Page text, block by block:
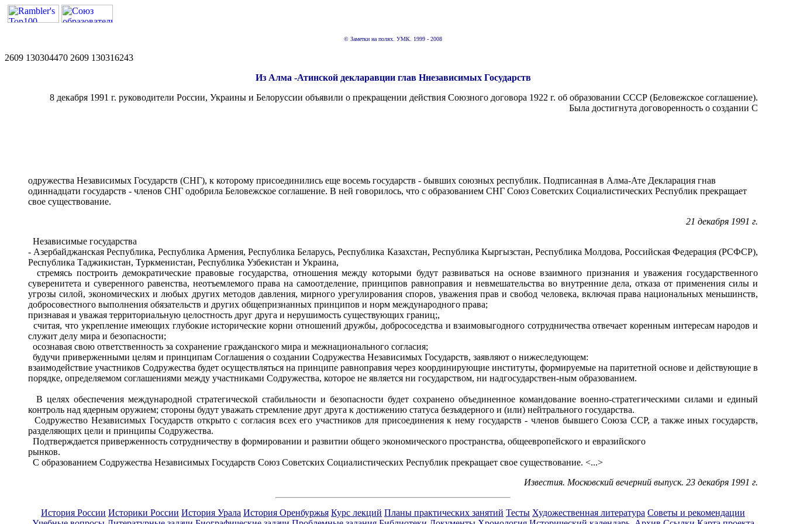
© Заметки на полях. УМК. 1999 - 2008
2609 130304470 2609 130316243
Из Алма -Атинской декларавции глав Ннезависимых Государств
8 декабря 1991 г. руководители России, Украины и Белоруссии объявили о прекращении действия Союзного договора 1922 г. об образовании СССР (Беловежское соглашение).
Была достигнута договоренность о создании С
одружества Независимых Государств (СНГ), к которому присоединились еще восемь государств - бывших союзных республик. Подписанная в Алма-Ате Декларация гнав
одиннадцати государств - членов СНГ одобрила Беловежское соглашение. В ней говорилось, что с образованием СНГ Союз Советских Социалистических Республик прекращает
свое существование.
21 декабря 1991 г.
Независимые государства
- Азербайджанская Республика, Республика Армения, Республика Беларусь, Республика Казахстан, Республика Кыргызстан, Республика Молдова, Российская Федерация (РСФСР),
Республика Таджикистан, Туркменистан, Республика Узбекистан и Украина,
стремясь построить демократические правовые государства, отношения между которыми будут развиваться на основе взаимного признания и уважения государственного
суверенитета и суверенного равенства, неотъемлемого права на самоотделение, принципов равноправия и невмешательства во внутренние дела, отказа от применения силы и
угрозы силой, экономических и любых других методов давления, мирного урегулирования споров, уважения прав и свобод человека, включая права национальных меньшинств,
добросовестного выполнения обязательств и других общепризнанных принципов и норм международного права;
признавая и уважая территориальную целостность друг друга и нерушимость существующих границ;,
считая, что укрепление имеющих глубокие исторические корни отношений дружбы, добрососедства и взаимовыгодного сотрудничества отвечает коренным интересам народов и
служит делу мира и безопасности;
осознавая свою ответственность за сохранение гражданского мира и межнационального согласия;
будучи приверженными целям и принципам Соглашения о создании Содружества Независимых Государств, заявляют о нижеследующем:
взаимодействие участников Содружества будет осуществляться на принципе равноправия через координирующие институты, формируемые на паритетной основе и действующие в
порядке, определяемом соглашениями между участниками Содружества, которое не является ни государством, ни надгосударствен-ным образованием.
В целях обеспечения международной стратегической стабильности и безопасности будет сохранено объединенное командование военно-стратегическими силами и единый
контроль над ядерным оружием; стороны будут уважать стремление друг друга к достижению статуса безъядерного и (или) нейтрального государства.
Содружество Независимых Государств открыто с согласия всех его участников для присоединения к нему государств - членов бывшего Союза ССР, а также иных государств,
разделяющих цели и принципы Содружества.
Подтверждается приверженность сотрудничеству в формировании и развитии общего экономического пространства, общеевропейского и евразийского
рынков.
С образованием Содружества Независимых Государств Союз Советских Социалистических Республик прекращает свое существование. <...>
Известия. Московский вечерний выпуск. 23 декабря 1991 г.
История России Историки России История Урала История Оренбуржья Курс лекций Планы практических занятий Тесты Художественная литература Советы и рекомендации